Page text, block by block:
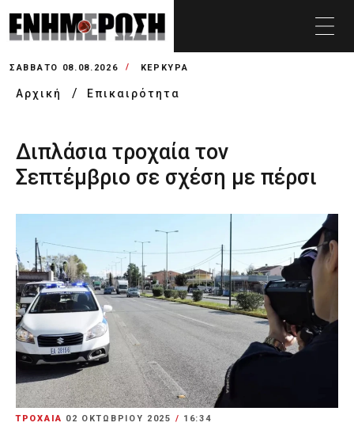
ΣΆΒΒΑΤΟ 08.08.2026 ΚΕΡΚΥΡΑ
Αρχική Επικαιρότητα
Διπλάσια τροχαία τον
Σεπτέμβριο σε σχέση με πέρσι
ΤΡΟΧΑΙΑ 02 ΟΚΤΩΒΡΊΟΥ 2025 / 16:34